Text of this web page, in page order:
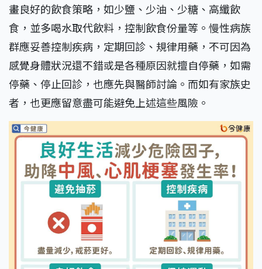
畫良好的飲食策略，如少鹽、少油、少糖、高纖飲
食，並多喝水取代飲料，控制飲食份量等。慢性病族
群應妥善控制疾病，定期回診、規律用藥，不可因為
感覺身體狀況還不錯或是各種原因就擅自停藥，如需
停藥、停止回診，也應先與醫師討論。而如有家族史
者，也更應留意盡可能避免上述這些風險。